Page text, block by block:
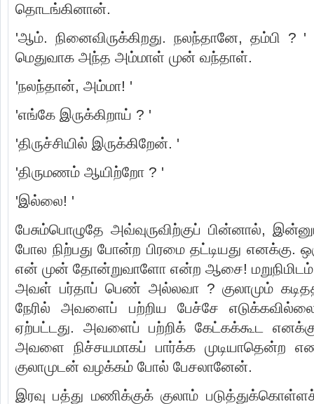
தொடங்கினான்.
'ஆம். நினைவிருக்கிறது. நலந்தானே, தம்பி
மெதுவாக அந்த அம்மாள் முன் வந்தாள்.
'நலந்தான், அம்மா! '
'எங்கே இருக்கிறாய் ? '
'திருச்சியில் இருக்கிறேன். '
'திருமணம் ஆயிற்றோ ? '
'இல்லை! '
பேசும்பொழுதே அவ்வுருவிற்குப் பின்னால்,
போல நிற்பது போன்ற பிரமை தட்டியது எனக்கு.
என் முன் தோன்றுவாளோ என்ற ஆசை! மறுநிமிடம்,
அவள் பர்தாப் பெண் அல்லவா ? குலாமும்
நேரில் அவளைப் பற்றிய பேச்சே
ஏற்பட்டது. அவளைப் பற்றிக் கேட்கக்கூட
அவளை நிச்சயமாகப் பார்க்க முடியாதென்ற
குலாமுடன் வழக்கம் போல் பேசலானேன்.
இரவு பத்து மணிக்குக் குலாம்